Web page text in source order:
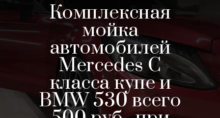
Комплексная
мойка
автомобилей
Mercedes С
класса купе и
BMW 530 всего